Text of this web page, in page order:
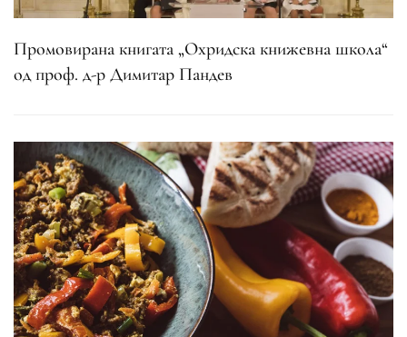
Промовирана книгата „Охридска книжевна школа“
од проф. д-р Димитар Пандев